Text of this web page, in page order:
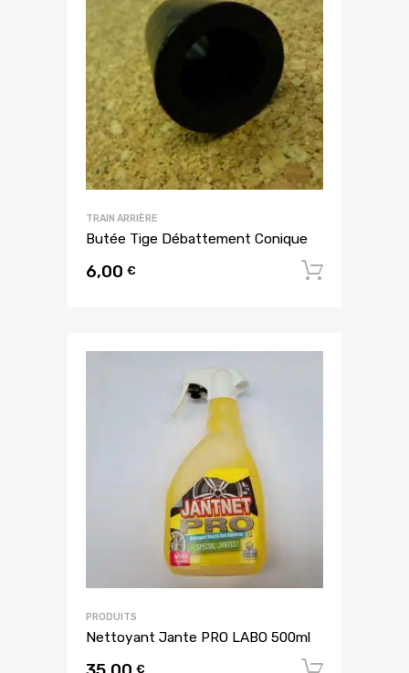
TRAIN ARRIÈRE
Butée Tige Débattement Conique
6,00 €
PRODUITS
Nettoyant Jante PRO LABO 500ml
€